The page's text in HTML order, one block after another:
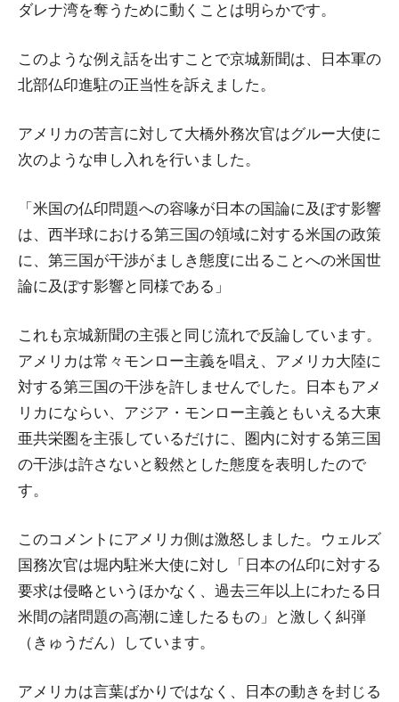
ダレナ湾を奪うために動くことは明らかです。
このような例え話を出すことで京城新聞は、日本軍の
北部仏印進駐の正当性を訴えました。
アメリカの苦言に対して大橋外務次官はグルー大使に
次のような申し入れを行いました。
「米国の仏印問題への容喙が日本の国論に及ぼす影響
は、西半球における第三国の領域に対する米国の政策
に、第三国が干渉がましき態度に出ることへの米国世
論に及ぼす影響と同様である」
これも京城新聞の主張と同じ流れで反論しています。
アメリカは常々モンロー主義を唱え、アメリカ大陸に
対する第三国の干渉を許しませんでした。日本もアメ
リカにならい、アジア・モンロー主義ともいえる大東
亜共栄圏を主張しているだけに、圏内に対する第三国
の干渉は許さないと毅然とした態度を表明したので
す。
このコメントにアメリカ側は激怒しました。ウェルズ
国務次官は堀内駐米大使に対し「日本の仏印に対する
要求は侵略というほかなく、過去三年以上にわたる日
米間の諸問題の高潮に達したるもの」と激しく糾弾
（きゅうだん）しています。
アメリカは言葉ばかりではなく、日本の動きを封じる